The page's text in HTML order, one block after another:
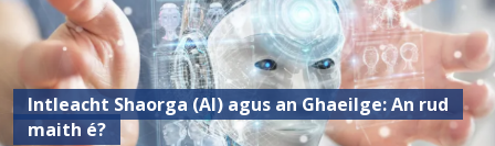
Intleacht Shaorga (AI) agus an Ghaeilge: An rud
maith é?